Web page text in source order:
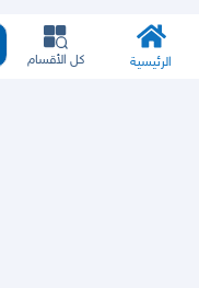
الرئيسية كل الأقسام